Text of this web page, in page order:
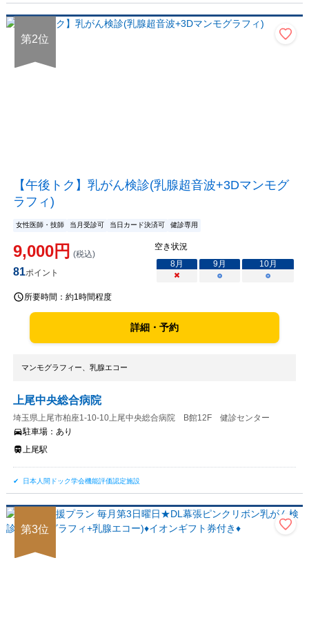
第2位
【午後トク】乳がん検診(乳腺超音波+3Dマンモグ
ラフィ)
女性医師・技師 当月受診可 当日カード決済可 健診専用
9,000円 (税込)
81ポイント
空き状況
8月 9月 10月
×
○ ○
所要時間： 約1時間程度
詳細・予約
マンモグラフィー、乳腺エコー
上尾中央総合病院
埼玉県上尾市柏座1-10-10上尾中央総合病院 B館12F 健診センター
駐車場： あり
上尾駅
日本人間ドック学会機能評価認定施設
第3位